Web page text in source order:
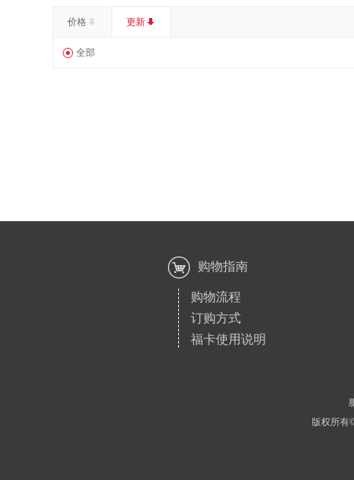
价格 更新
全部
购物指南
购物流程
订购方式
福卡使用说明
版权所有